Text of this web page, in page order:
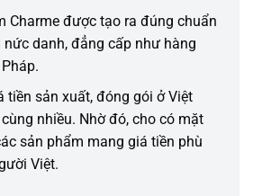
Charme được tạo ra đúng chuẩn
danh, đẳng cấp như hàng
tiền sản xuất, đóng gói ở Việt
nhiều. Nhờ đó, cho có mặt
sản phẩm mang giá tiền phù
Việt.